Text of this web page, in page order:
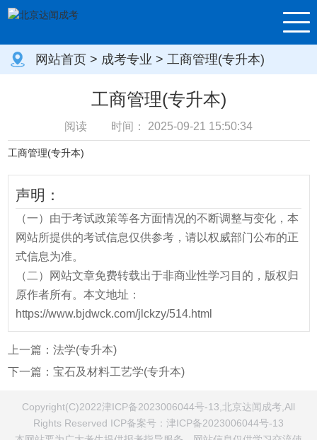
网站首页 > 成考专业 > 工商管理(专升本)
工商管理(专升本)
阅读 时间： 2025-09-21 15:50:34
工商管理(专升本)
声明：
（一）由于考试政策等各方面情况的不断调整与变化，本
网站所提供的考试信息仅供参考，请以权威部门公布的正
式信息为准。
（二）网站文章免费转载出于非商业性学习目的，版权归
原作者所有。本文地址：
https://www.bjdwck.com/jlckzy/514.html
上一篇： 法学(专升本)
下一篇： 宝石及材料工艺学(专升本)
Copyright(C)2022津ICP备2023006044号-13,北京达闻成考,All
Rights Reserved ICP备案号： 津ICP备2023006044号-13